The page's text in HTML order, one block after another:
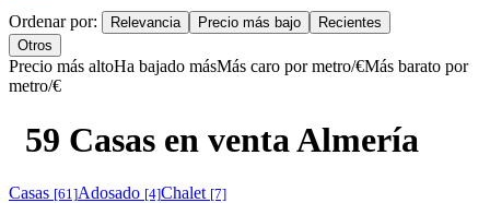
Ordenar por: Relevancia Precio más bajo
Recientes
Otros
Precio más altoHa bajado másMás caro por metro/€Más barato por
metro/€
59 Casas en venta Almería
Casas [61]Adosado [4]Chalet [7]